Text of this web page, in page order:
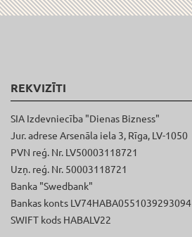
REKVIZĪTI
SIA Izdevniecība "Dienas Bizness"
Jur. adrese Arsenāla iela 3, Rīga, LV-1050
PVN reģ. Nr. LV50003118721
Uzņ. reģ. Nr. 50003118721
Banka "Swedbank"
Bankas konts LV74HABA0551039293094
SWIFT kods HABALV22